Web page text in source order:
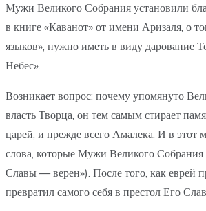
Мужи Великого Собрания установили
в книге «Каванот» от имени Аризаля, о
языков», нужно иметь в виду
Небес».
Возникает вопрос: почему упомянуто
власть Творца, он тем самым стирает
царей, и прежде всего Амалека. И в этот
слова, которые Мужи Великого
Славы — верен»). После того, как еврей
превратил самого себя в престол Его